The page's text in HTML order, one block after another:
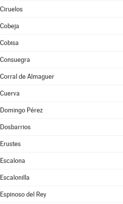
Ciruelos
Cobeja
Cobisa
Consuegra
Corral de Almaguer
Cuerva
Domingo Pérez
Dosbarrios
Erustes
Escalona
Escalonilla
Espinoso del Rey